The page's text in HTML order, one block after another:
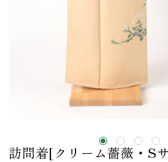
訪問着[クリーム薔薇・S